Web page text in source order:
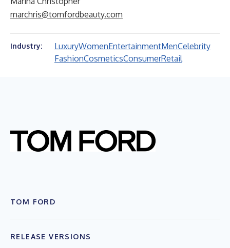
marchris@tomfordbeauty.com
Industry: LuxuryWomenEntertainmentMenCelebrity
FashionCosmeticsConsumerRetail
TOM FORD
RELEASE VERSIONS